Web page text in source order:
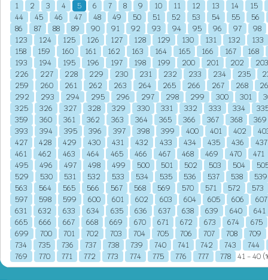
1 2 3 4 5 6 7 8 9 10 11 12 13 14
15
44
45 46 47 48 49 50 51 52 53 54 55
56
86
87 88 89 90 91 92 93 94 95 96 97
98
123
124 125 126 127 128 129 130 131 132
133
158
159 160 161 162 163 164 165 166 167
168
193
194 195 196 197 198 199 200 201 202
203
226
227 228 229 230 231 232 233 234 235
259
260 261 262 263 264 265 266 267 268
292
293 294 295 296 297 298 299 300 301
325
326 327 328 329 330 331 332 333 334
359
360 361 362 363 364 365 366 367 368
369
393
394 395 396 397 398 399 400 401 402
427
428 429 430 431 432 433 434 435 436
437
461
462 463 464 465 466 467 468 469 470
471
495
496 497 498 499 500 501 502 503 504
529
530 531 532 533 534 535 536 537 538
539
563
564 565 566 567 568 569 570 571 572
573
597
598 599 600 601 602 603 604 605 606
607
631
632 633 634 635 636 637 638 639 640
641
665
666 667 668 669 670 671 672 673 674
675
699
700 701 702 703 704 705 706 707 708
709
734
735 736 737 738 739 740 741 742 743
744
769
770 771 772 773 774 775 776 777 778 41 - 40